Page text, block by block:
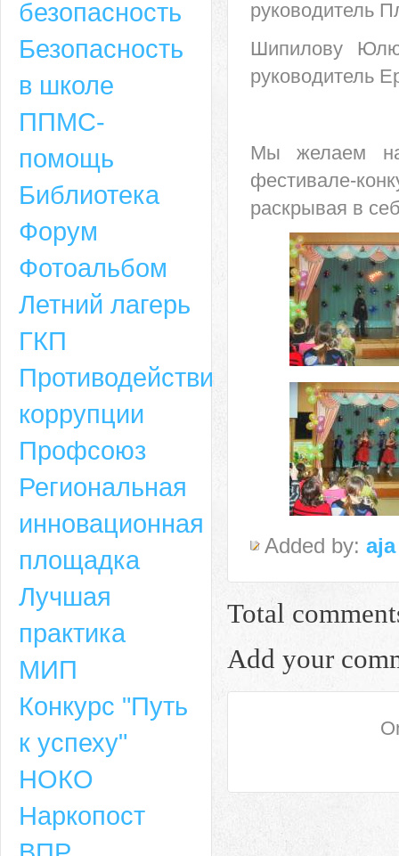
Адрес
659635, Алтайский край, Алтайский район, село Ая, ул. Школьная 11.
6-49, электронный адрес: aja_70@mail.ru
руководитель
Шипилову
руководитель
Мы желаем
фестивале-
раскрывая в
Added by: aja
Total
Add your
безопасность
Безопасность
в школе
ППМС-
помощь
Библиотека
Форум
Фотоальбом
Летний лагерь
ГКП
Противодействие
коррупции
Профсоюз
Региональная
инновационная
площадка
Лучшая
практика
МИП
Конкурс "Путь
к успеху"
НОКО
Наркопост